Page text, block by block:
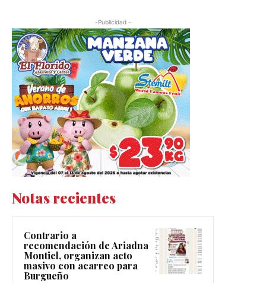
-Publicidad -
Notas recientes
Contrario a
recomendación de Ariadna
Montiel, organizan acto
masivo con acarreo para
Burgueño